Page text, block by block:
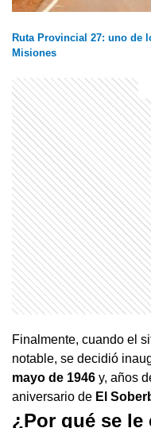
Ruta Provincial 27: uno de
Misiones
Finalmente, cuando el
notable, se decidió
mayo de 1946 y, años
aniversario de El
¿Por qué se